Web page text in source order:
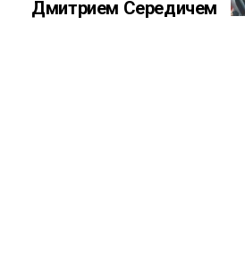
Дмитрием Середичем